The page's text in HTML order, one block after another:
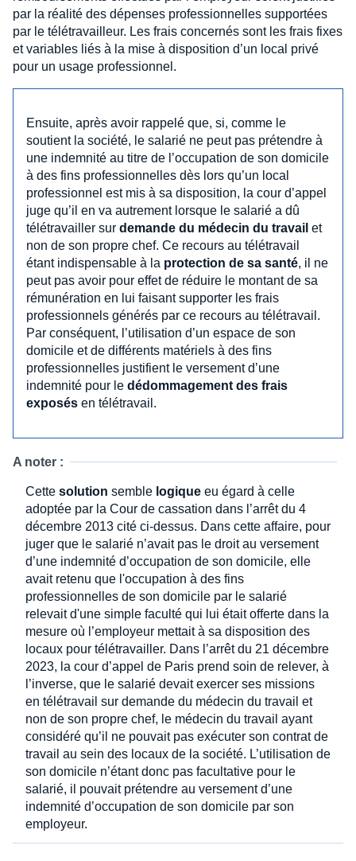
par la réalité des dépenses professionnelles supportées
par le télétravailleur. Les frais concernés sont les frais fixes
et variables liés à la mise à disposition d’un local privé
pour un usage professionnel.
Ensuite, après avoir rappelé que, si, comme le
soutient la société, le salarié ne peut pas prétendre à
une indemnité au titre de l’occupation de son domicile
à des fins professionnelles dès lors qu’un local
professionnel est mis à sa disposition, la cour d’appel
juge qu’il en va autrement lorsque le salarié a dû
télétravailler sur demande du médecin du travail et
non de son propre chef. Ce recours au télétravail
étant indispensable à la protection de sa santé, il ne
peut pas avoir pour effet de réduire le montant de sa
rémunération en lui faisant supporter les frais
professionnels générés par ce recours au télétravail.
Par conséquent, l’utilisation d’un espace de son
domicile et de différents matériels à des fins
professionnelles justifient le versement d’une
indemnité pour le dédommagement des frais
exposés en télétravail.
A noter :
Cette solution semble logique eu égard à celle
adoptée par la Cour de cassation dans l’arrêt du 4
décembre 2013 cité ci-dessus. Dans cette affaire, pour
juger que le salarié n’avait pas le droit au versement
d’une indemnité d’occupation de son domicile, elle
avait retenu que l'occupation à des fins
professionnelles de son domicile par le salarié
relevait d'une simple faculté qui lui était offerte dans la
mesure où l’employeur mettait à sa disposition des
locaux pour télétravailler. Dans l’arrêt du 21 décembre
2023, la cour d’appel de Paris prend soin de relever, à
l’inverse, que le salarié devait exercer ses missions
en télétravail sur demande du médecin du travail et
non de son propre chef, le médecin du travail ayant
considéré qu’il ne pouvait pas exécuter son contrat de
travail au sein des locaux de la société. L’utilisation de
son domicile n’étant donc pas facultative pour le
salarié, il pouvait prétendre au versement d’une
indemnité d’occupation de son domicile par son
employeur.